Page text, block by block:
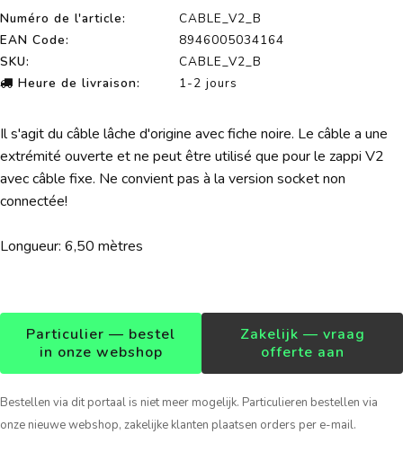
Numéro de l'article:
CABLE_V2_B
EAN Code:
8946005034164
SKU:
CABLE_V2_B
Heure de livraison:
1-2 jours
Il s'agit du câble lâche d'origine avec fiche noire. Le câble a une
extrémité ouverte et ne peut être utilisé que pour le zappi V2
avec câble fixe. Ne convient pas à la version socket non
connectée!
Longueur: 6,50 mètres
Particulier — bestel
in onze webshop
Zakelijk — vraag
offerte aan
Bestellen via dit portaal is niet meer mogelijk. Particulieren bestellen via
onze nieuwe webshop, zakelijke klanten plaatsen orders per e-mail.